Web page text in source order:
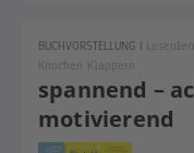
spannend –
motivierend
BUCHVORSTELLUNG |
Knochen Klappern